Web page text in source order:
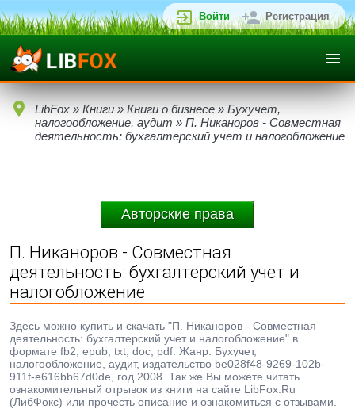
Войти Регистрация
LibFox » Книги » Книги о бизнесе » Бухучет,
налогообложение, аудит » П. Никаноров - Совместная
деятельность: бухгалтерский учет и налогобложение
Авторские права
П. Никаноров - Совместная
деятельность: бухгалтерский учет и
налогобложение
Здесь можно купить и скачать "П. Никаноров - Совместная
деятельность: бухгалтерский учет и налогобложение" в
формате fb2, epub, txt, doc, pdf. Жанр: Бухучет,
налогообложение, аудит, издательство be028f48-9269-102b-
911f-e616bb67d0de, год 2008. Так же Вы можете читать
ознакомительный отрывок из книги на сайте LibFox.Ru
(ЛибФокс) или прочесть описание и ознакомиться с отзывами.